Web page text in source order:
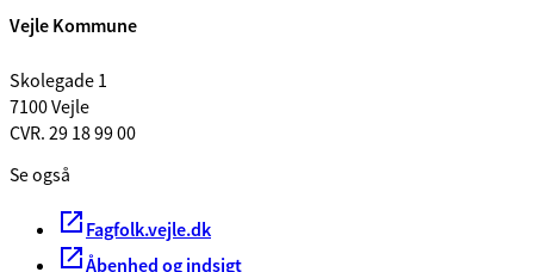
Vejle Kommune
Skolegade 1
7100 Vejle
CVR. 29 18 99 00
Se også
Fagfolk.vejle.dk
Åbenhed og indsigt